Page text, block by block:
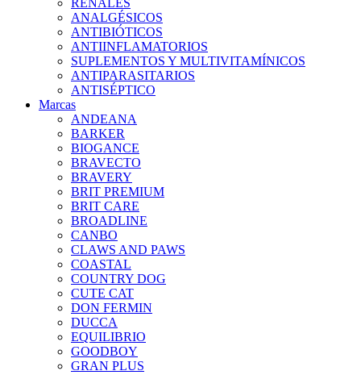
RENALES
ANALGÉSICOS
ANTIBIÓTICOS
ANTIINFLAMATORIOS
SUPLEMENTOS Y MULTIVITAMÍNICOS
ANTIPARASITARIOS
ANTISÉPTICO
Marcas
ANDEANA
BARKER
BIOGANCE
BRAVECTO
BRAVERY
BRIT PREMIUM
BRIT CARE
BROADLINE
CANBO
CLAWS AND PAWS
COASTAL
COUNTRY DOG
CUTE CAT
DON FERMIN
DUCCA
EQUILIBRIO
GOODBOY
GRAN PLUS